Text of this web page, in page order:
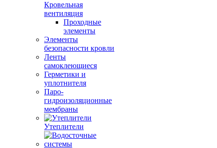
Кровельная
вентиляция
Проходные
элементы
Элементы
безопасности кровли
Ленты
самоклеющиеся
Герметики и
уплотнителя
Паро-
гидроизоляционные
мембраны
Утеплители